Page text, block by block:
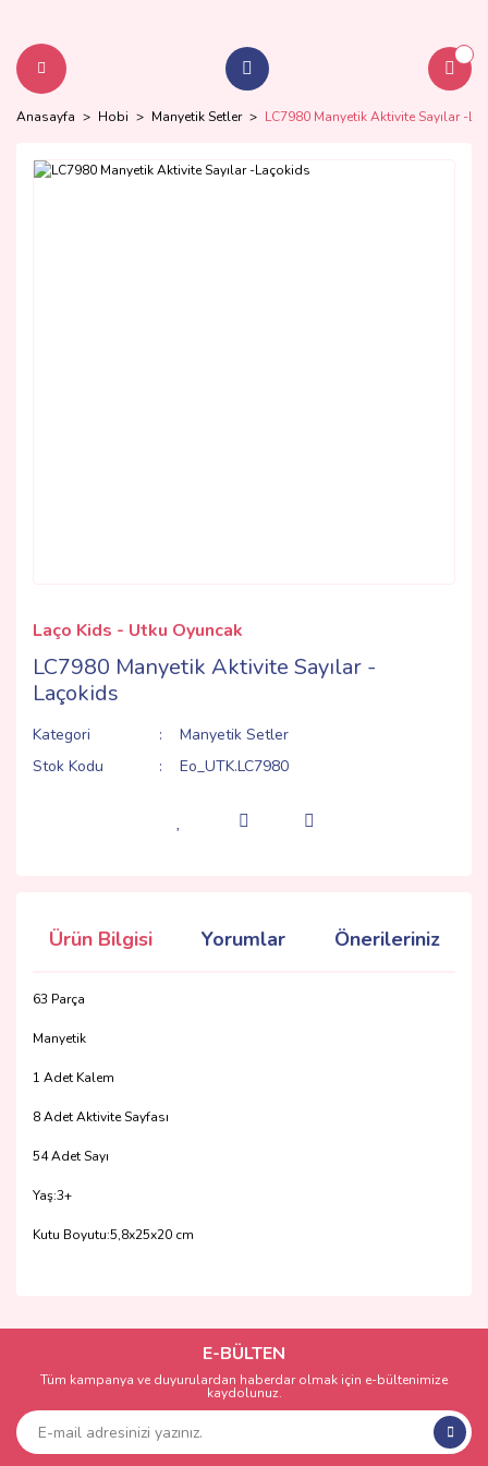
Anasayfa Hobi Manyetik Setler LC7980 Manyetik Aktivite Sayılar -
Laço Kids - Utku Oyuncak
LC7980 Manyetik Aktivite Sayılar -
Laçokids
Kategori
Manyetik Setler
Stok Kodu
Eo_UTK.LC7980
Ürün Bilgisi Yorumlar Önerileriniz
63 Parça
Manyetik
1 Adet Kalem
8 Adet Aktivite Sayfası
54 Adet Sayı
Yaş:3+
Kutu Boyutu:5,8x25x20 cm
Yorum Yaz
kullanarak tarafımıza iletebilirsiniz.
Görüş ve önerileriniz için teşekkür ederiz.
Ürün açıklamasında eksik bilgiler bulunuyor.
E-BÜLTEN
Tüm kampanya ve duyurulardan haberdar olmak için e-bültenimize
kaydolunuz.